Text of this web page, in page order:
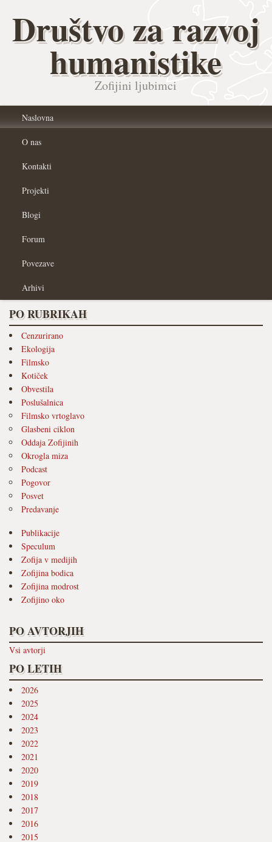
Društvo za razvoj
humanistike
Zofijini ljubimci
Naslovna
O nas
Kontakti
Projekti
Blogi
Forum
Povezave
Arhivi
PO RUBRIKAH
Cenzurirano
Ekologija
Filmsko
Kotiček
Obvestila
Poslušalnica
Filmsko vrtoglavo
Glasbeni ciklon
Oddaja Zofijinih
Okrogla miza
Podcast
Pogovor
Posvet
Predavanje
Publikacije
Speculum
Zofija v medijih
Zofijina bodica
Zofijina modrost
Zofijino oko
PO AVTORJIH
Vsi avtorji
PO LETIH
2026
2025
2024
2023
2022
2021
2020
2019
2018
2017
2016
2015